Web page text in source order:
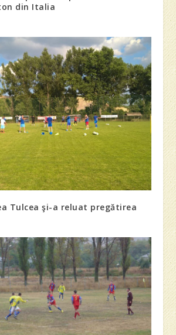
din Italia
Tulcea şi-a reluat pregătirea